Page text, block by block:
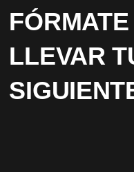
LLEVAR